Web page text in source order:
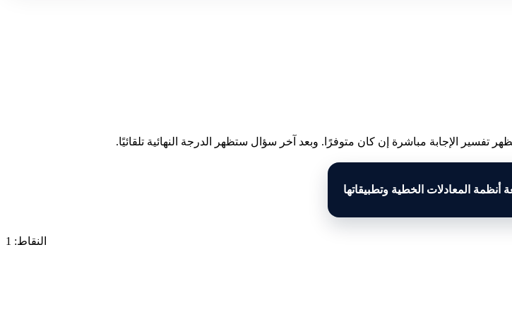
تفسير الإجابة مباشرة إن كان متوفرًا. وبعد آخر سؤال ستظهر الدرجة النهائية تلقائيًا.
أنظمة المعادلات الخطية وتطبيقاتها
النقاط: 1